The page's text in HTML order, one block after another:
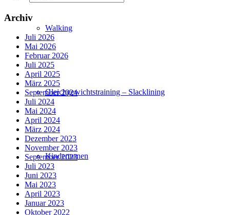
Walking
Gleichgewichtstraining – Slacklining
Kinderturnen
Archiv
Juli 2026
Mai 2026
Februar 2026
Juli 2025
April 2025
März 2025
September 2024
Juli 2024
Mai 2024
April 2024
März 2024
Dezember 2023
November 2023
September 2023
Juli 2023
Juni 2023
Mai 2023
April 2023
Januar 2023
Oktober 2022